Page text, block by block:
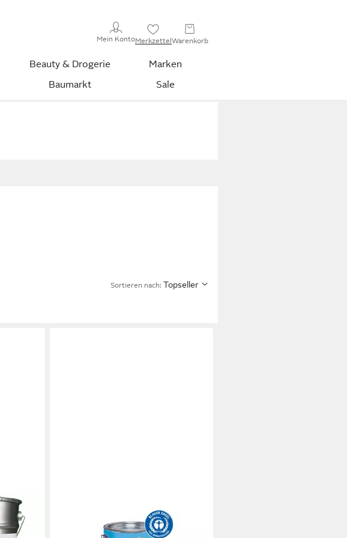
Mein KontoMerkzettelWarenkorb
Beauty & Drogerie
Marken
Baumarkt Sale
Sortieren nach: Topseller
Fassadenfarbe Saicos Bel Air Garten-
und Fassadenfarbe 0,75 L,